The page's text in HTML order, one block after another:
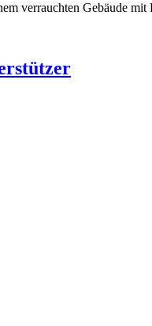
verrauchten Gebäude